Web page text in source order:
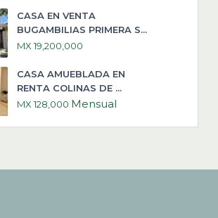
CASA EN VENTA
BUGAMBILIAS PRIMERA S...
MX 19,200,000
CASA AMUEBLADA EN
RENTA COLINAS DE ...
MX 128,000 Mensual